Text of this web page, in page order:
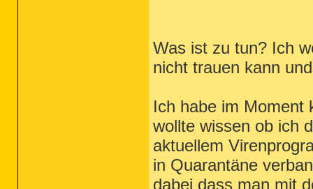
Was ist zu tun? Ich
nicht trauen kann
Ich habe im Moment
wollte wissen ob ich
aktuellem
in Quarantäne
dabei dass man mit